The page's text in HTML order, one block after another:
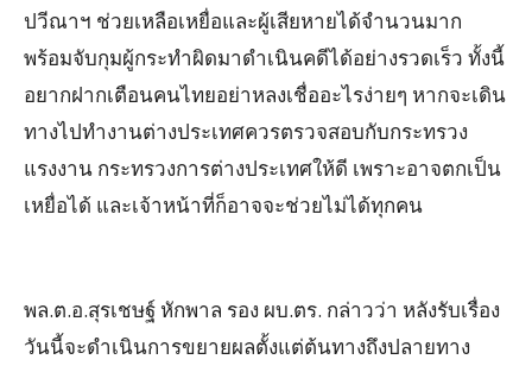
ปวีณาฯ ช่วยเหลือเหยื่อและผู้เสียหายได้จำนวนมาก
พร้อมจับกุมผู้กระทำผิดมาดำเนินคดีได้อย่างรวดเร็ว ทั้งนี้
อยากฝากเตือนคนไทยอย่าหลงเชื่ออะไรง่ายๆ หากจะเดิน
ทางไปทำงานต่างประเทศควรตรวจสอบกับกระทรวง
แรงงาน กระทรวงการต่างประเทศให้ดี เพราะอาจตกเป็น
เหยื่อได้ และเจ้าหน้าที่ก็อาจจะช่วยไม่ได้ทุกคน
พล.ต.อ.สุรเชษฐ์ หักพาล รอง ผบ.ตร. กล่าวว่า หลังรับเรื่อง
วันนี้จะดำเนินการขยายผลตั้งแต่ต้นทางถึงปลายทาง